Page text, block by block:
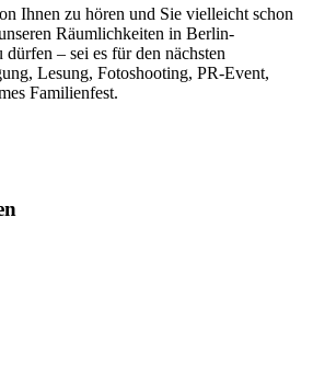
Ihnen zu hören und Sie vielleicht schon
Räumlichkeiten in Berlin-
dürfen – sei es für den nächsten
Lesung, Fotoshooting, PR-Event,
Familienfest.